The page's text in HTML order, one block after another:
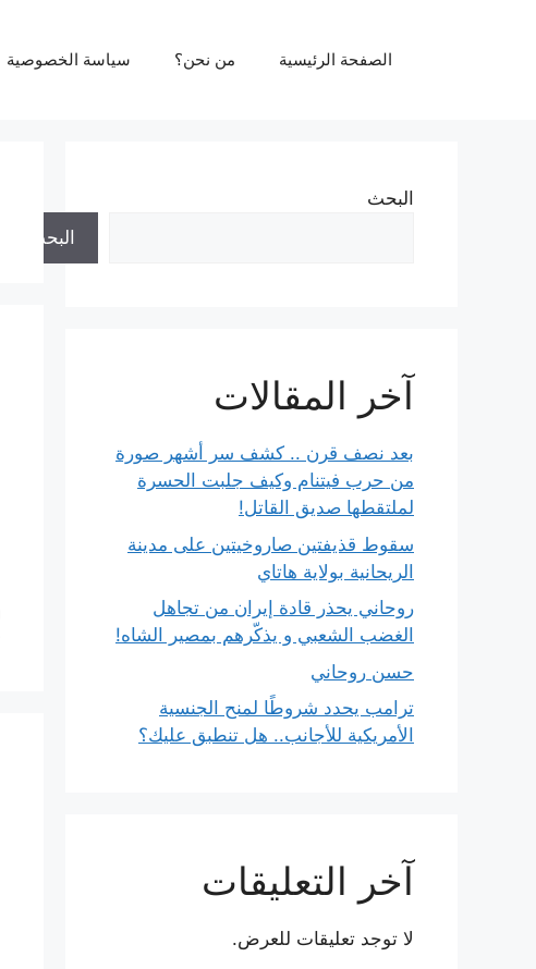
الصفحة الرئيسية من نحن؟ سياسة الخصوصية
البحث
البحث
آخر المقالات
بعد نصف قرن .. كشف سر أشهر صورة
من حرب فيتنام وكيف جلبت الحسرة
لملتقطها صديق القاتل!
سقوط قذيفتين صاروخيتين على مدينة
الريحانية بولاية هاتاي
روحاني يحذر قادة إيران من تجاهل
الغضب الشعبي و يذكّرهم بمصير الشاه!
حسن روحاني
ترامب يحدد شروطًا لمنح الجنسية
الأمريكية للأجانب.. هل تنطبق عليك؟
آخر التعليقات
لا توجد تعليقات للعرض.